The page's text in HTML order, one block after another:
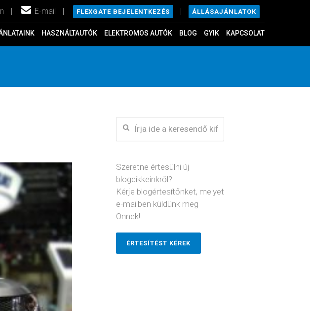
| E-mail | FLEXGATE BEJELENTKEZÉS | ÁLLÁSAJÁNLATOK
HASZNÁLTAUTÓK ELEKTROMOS AUTÓK BLOG GYIK KAPCSOLAT
Szeretne értesülni új
blogcikkeinkről?
Kérje blogértesítőnket, melyet
e-mailben küldünk meg
Önnek!
ÉRTESÍTÉST KÉREK